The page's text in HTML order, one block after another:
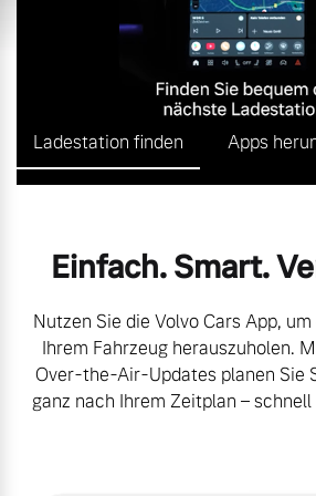
Konnektivität
Volvo
Gebrauchtwagen
Volvo kauft Ihr Auto
Zubehörkatalog
Aktuelle Serviceangebote
Kontakt und Anfahrt
Kooperationspartner
Unsere News & Events
Ladestation finden Apps
Einfach. Smart.
Nutzen Sie die Volvo Cars App,
Ihrem Fahrzeug herauszuholen.
Over-the-Air-Updates planen Sie
ganz nach Ihrem Zeitplan –